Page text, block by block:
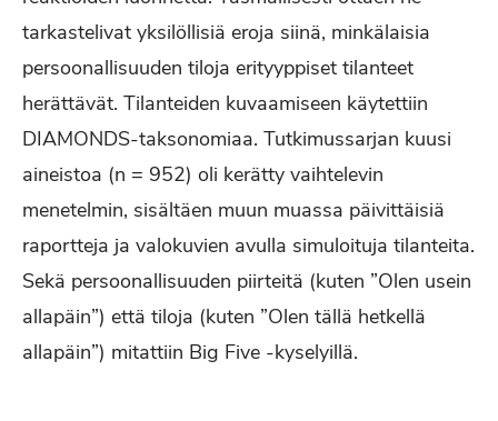
tarkastelivat yksilöllisiä eroja siinä, minkälaisia
persoonallisuuden tiloja erityyppiset tilanteet
herättävät. Tilanteiden kuvaamiseen käytettiin
DIAMONDS-taksonomiaa. Tutkimussarjan kuusi
aineistoa (n = 952) oli kerätty vaihtelevin
menetelmin, sisältäen muun muassa päivittäisiä
raportteja ja valokuvien avulla simuloituja tilanteita.
Sekä persoonallisuuden piirteitä (kuten ”Olen usein
allapäin”) että tiloja (kuten ”Olen tällä hetkellä
allapäin”) mitattiin Big Five -kyselyillä.